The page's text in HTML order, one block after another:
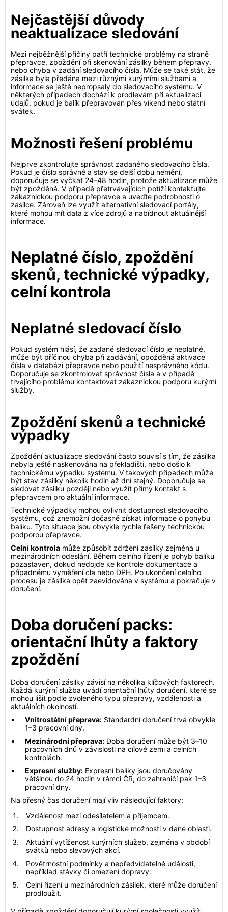
Nejčastější důvody
neaktualizace sledování
Mezi nejběžnější příčiny patří technické problémy na straně
přepravce, zpoždění při skenování zásilky během přepravy,
nebo chyba v zadání sledovacího čísla. Může se také stát, že
zásilka byla předána mezi různými kurýrními službami a
informace se ještě nepropsaly do sledovacího systému. V
některých případech dochází k prodlevám při aktualizaci
údajů, pokud je balík přepravován přes víkend nebo státní
svátek.
Možnosti řešení problému
Nejprve zkontrolujte správnost zadaného sledovacího čísla.
Pokud je číslo správné a stav se delší dobu nemění,
doporučuje se vyčkat 24–48 hodin, protože aktualizace může
být zpožděná. V případě přetrvávajících potíží kontaktujte
zákaznickou podporu přepravce a uveďte podrobnosti o
zásilce. Zároveň lze využít alternativní sledovací portály,
které mohou mít data z více zdrojů a nabídnout aktuálnější
informace.
Neplatné číslo, zpoždění
skenů, technické výpadky,
celní kontrola
Neplatné sledovací číslo
Pokud systém hlásí, že zadané sledovací číslo je neplatné,
může být příčinou chyba při zadávání, opožděná aktivace
čísla v databázi přepravce nebo použití nesprávného kódu.
Doporučuje se zkontrolovat správnost čísla a v případě
trvajícího problému kontaktovat zákaznickou podporu kurýrní
služby.
Zpoždění skenů a technické
výpadky
Zpoždění aktualizace sledování často souvisí s tím, že zásilka
nebyla ještě naskenována na překladišti, nebo došlo k
technickému výpadku systému. V takových případech může
být stav zásilky několik hodin až dní stejný. Doporučuje se
sledovat zásilku později nebo využít přímý kontakt s
přepravcem pro aktuální informace.
Technické výpadky mohou ovlivnit dostupnost sledovacího
systému, což znemožní dočasně získat informace o pohybu
balíku. Tyto situace jsou obvykle rychle řešeny technickou
podporou přepravce.
Celní kontrola může způsobit zdržení zásilky zejména u
mezinárodních odeslání. Během celního řízení je pohyb balíku
pozastaven, dokud nedojde ke kontrole dokumentace a
případnému vyměření cla nebo DPH. Po ukončení celního
procesu je zásilka opět zaevidována v systému a pokračuje v
doručení.
Doba doručení packs:
orientační lhůty a faktory
zpoždění
Doba doručení zásilky závisí na několika klíčových faktorech.
Každá kurýrní služba uvádí orientační lhůty doručení, které se
mohou lišit podle zvoleného typu přepravy, vzdálenosti a
aktuálních okolností.
Vnitrostátní přeprava: Standardní doručení trvá obvykle
1–3 pracovní dny.
Mezinárodní přeprava: Doba doručení může být 3–10
pracovních dnů v závislosti na cílové zemi a celních
kontrolách.
Expresní služby: Expresní balíky jsou doručovány
většinou do 24 hodin v rámci ČR, do zahraničí pak 1–3
pracovní dny.
Na přesný čas doručení mají vliv následující faktory:
Vzdálenost mezi odesílatelem a příjemcem.
Dostupnost adresy a logistické možnosti v dané oblasti.
Aktuální vytíženost kurýrních služeb, zejména v období
svátků nebo slevových akcí.
Povětrnostní podmínky a nepředvídatelné události,
například stávky či omezení dopravy.
Celní řízení u mezinárodních zásilek, které může doručení
prodloužit.